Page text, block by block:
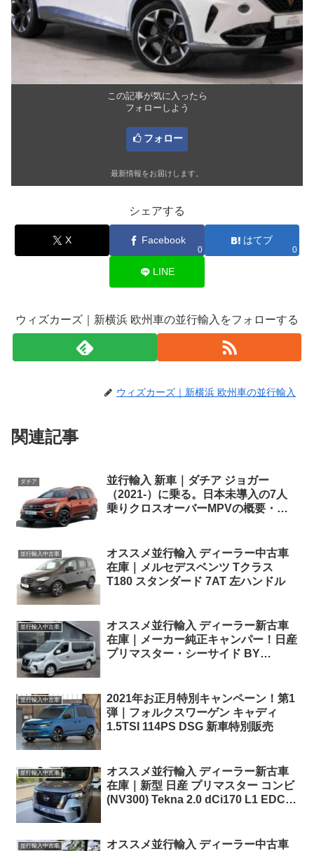
この記事が気に入ったら
フォローしよう
フォロー
最新情報をお届けします。
シェアする
X Facebook
0
はてブ
0
LINE
ウィズカーズ｜新横浜 欧州車の並行輸入をフォローする
ウィズカーズ｜新横浜 欧州車の並行輸入
関連記事
ダチア
並行輸入 新車｜ダチア ジョガー
（2021-）に乗る。日本未導入の7人
乗りクロスオーバーMPVの概要・ス
並行輸入中古車
オススメ並行輸入 ディーラー中古車
在庫｜メルセデスベンツ Tクラス
T180 スタンダード 7AT 左ハンドル
並行輸入中古車
オススメ並行輸入 ディーラー新古車
在庫｜メーカー純正キャンパー！日産
プリマスター・シーサイド BY
並行輸入中古車
2021年お正月特別キャンペーン！第1
弾｜フォルクスワーゲン キャディ
1.5TSI 114PS DSG 新車特別販売
並行輸入中古車
オススメ並行輸入 ディーラー新古車
在庫｜新型 日産 プリマスター コンビ
(NV300) Tekna 2.0 dCi170 L1 EDC (8
並行輸入中古車
オススメ並行輸入 ディーラー中古車